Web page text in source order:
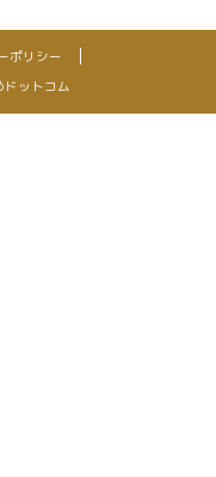
ポリシー
ットコム